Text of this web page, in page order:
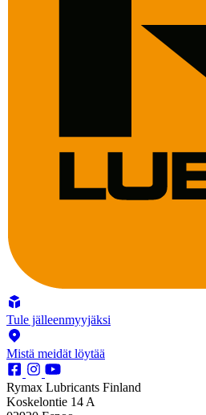
Tule jälleenmyyjäksi
Mistä meidät löytää
Rymax Lubricants Finland
Koskelontie 14 A